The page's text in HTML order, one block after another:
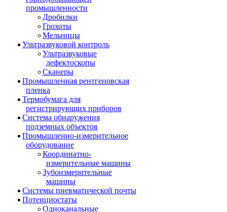
промышленности
Дробилки
Грохоты
Мельницы
Ультразвуковой контроль
Ультразвуковые
дефектоскопы
Сканеры
Промышленная рентгеновская
пленка
Термобумага для
регистрирующих приборов
Система обнаружения
подземных объектов
Промышленно-измерительное
оборудование
Координатно-
измерительные машины
Зубоизмерительные
машины
Системы пневматической почты
Потенциостаты
Одноканальные